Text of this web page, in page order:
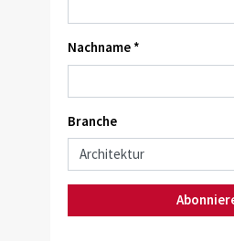
Nachname *
Branche